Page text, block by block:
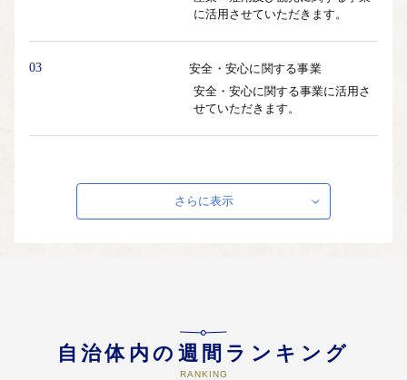
に活用させていただきます。
03
安全・安心に関する事業
安全・安心に関する事業に活用さ
せていただきます。
協働及び人権に関する事業に活用
させていただきます。
経済的理由により就学が困難な者
に対する教育の機会均等に関する
さらに表示
自治体内の週間ランキング
RANKING